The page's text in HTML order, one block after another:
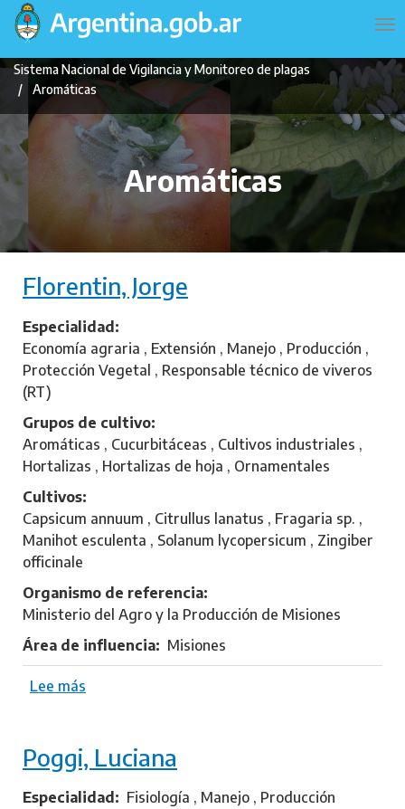
Pasar
contenido
principal
Navegación
principal
Sistema Nacional de Vigilancia y Monitoreo de plagas
Aromáticas
Aromáticas
Florentin, Jorge
Especialidad
Economía agraria , Extensión , Manejo , Producción ,
Protección Vegetal , Responsable técnico de viveros
(RT)
Grupos de cultivo
Aromáticas , Cucurbitáceas , Cultivos industriales ,
Hortalizas , Hortalizas de hoja , Ornamentales
Cultivos
Capsicum annuum , Citrullus lanatus , Fragaria sp. ,
Manihot esculenta , Solanum lycopersicum , Zingiber
officinale
Organismo de referencia
Ministerio del Agro y la Producción de Misiones
Área de influencia
Misiones
Lee más
e
F
Poggi, Luciana
Especialidad
Fisiología , Manejo , Producción